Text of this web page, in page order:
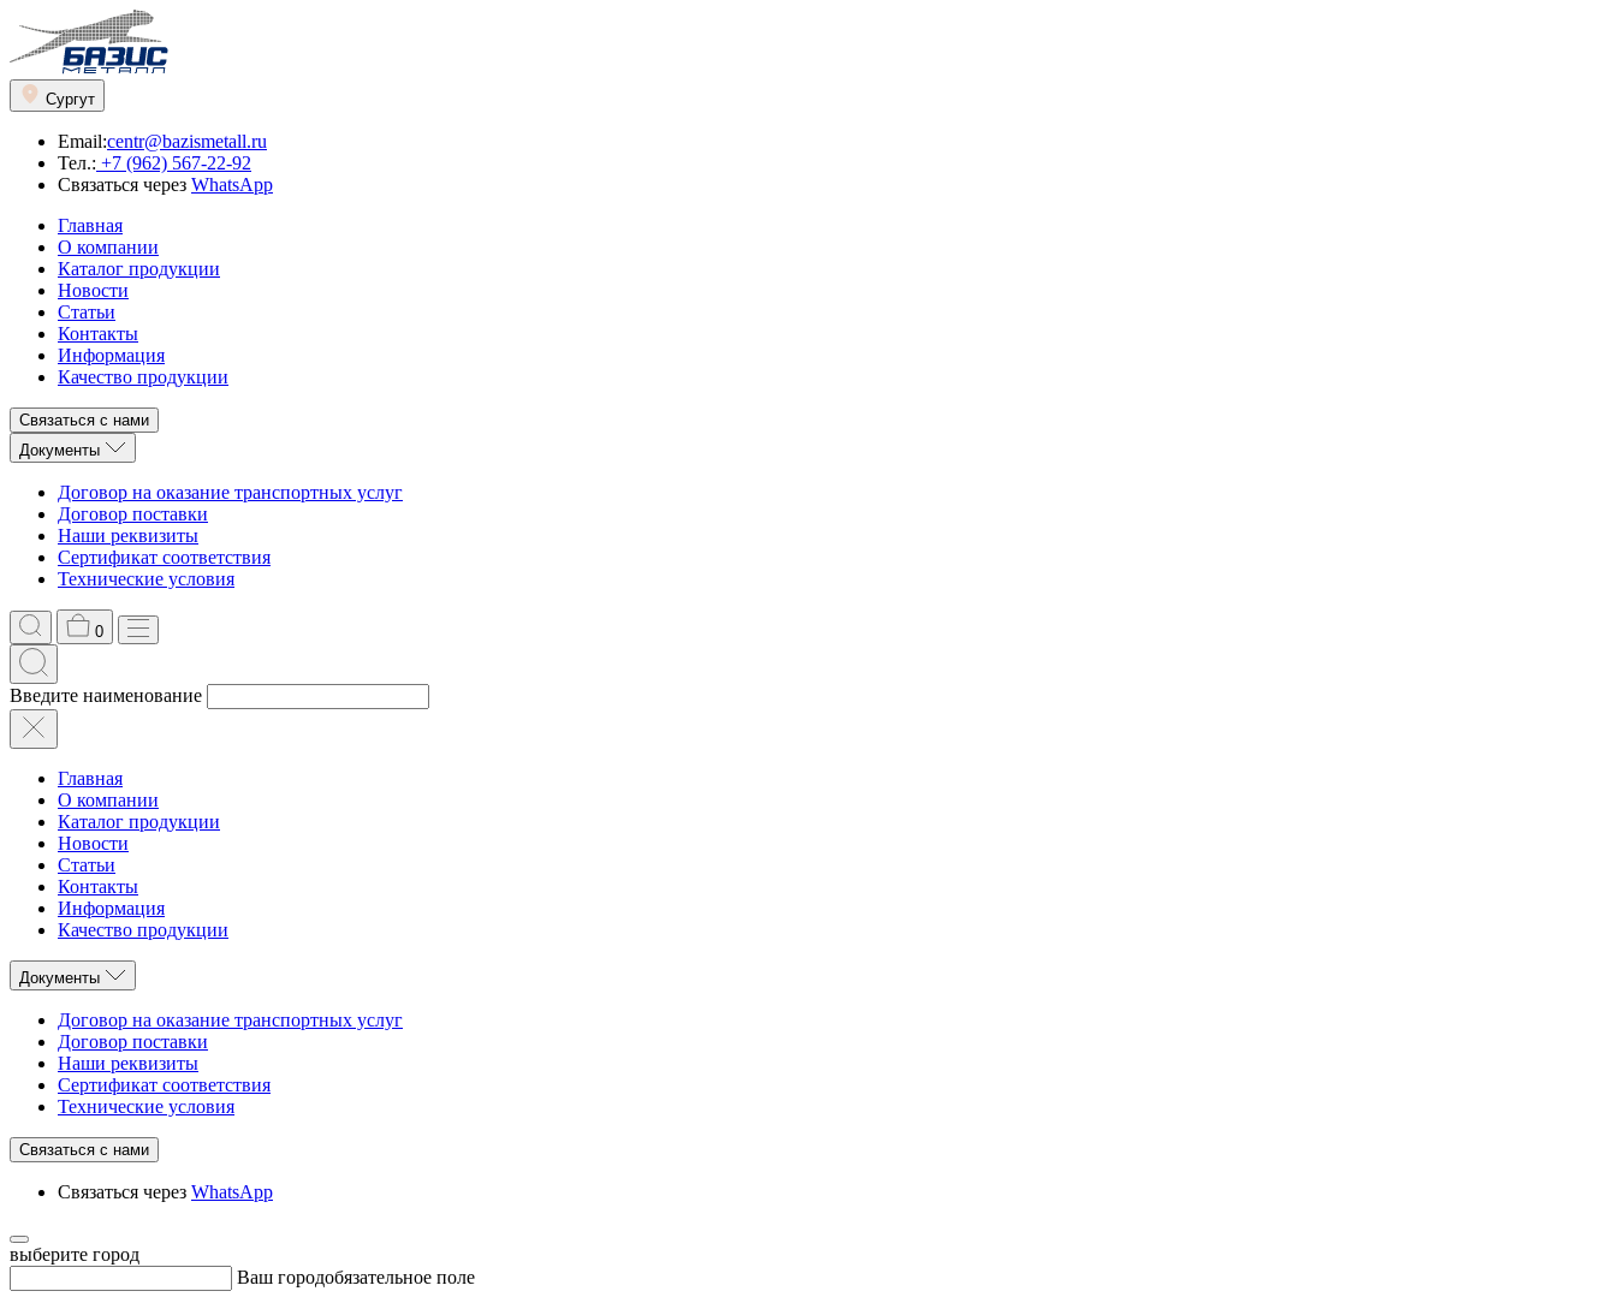
Сургут
Email:centr@bazismetall.ru
Тел.: +7 (962) 567-22-92
Связаться через WhatsApp
Главная
О компании
Каталог продукции
Новости
Статьи
Контакты
Информация
Качество продукции
Связаться с нами
Документы
Договор на оказание транспортных услуг
Договор поставки
Наши реквизиты
Сертификат соответствия
Технические условия
0
Введите наименование
Главная
О компании
Каталог продукции
Новости
Статьи
Контакты
Информация
Качество продукции
Документы
Договор на оказание транспортных услуг
Договор поставки
Наши реквизиты
Сертификат соответствия
Технические условия
Связаться с нами
Связаться через WhatsApp
выберите город
Ваш городобязательное поле